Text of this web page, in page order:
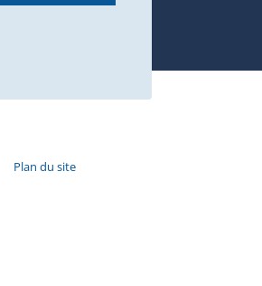
fenêtre.)
externe s'ouvrira dans une nouvelle
Plan du site